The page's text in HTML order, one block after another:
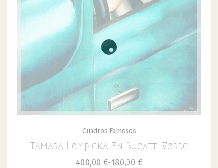
Cuadros Famosos
Tamara Lempicka En Bugatti Verde
180,00 €
-
400,00 €